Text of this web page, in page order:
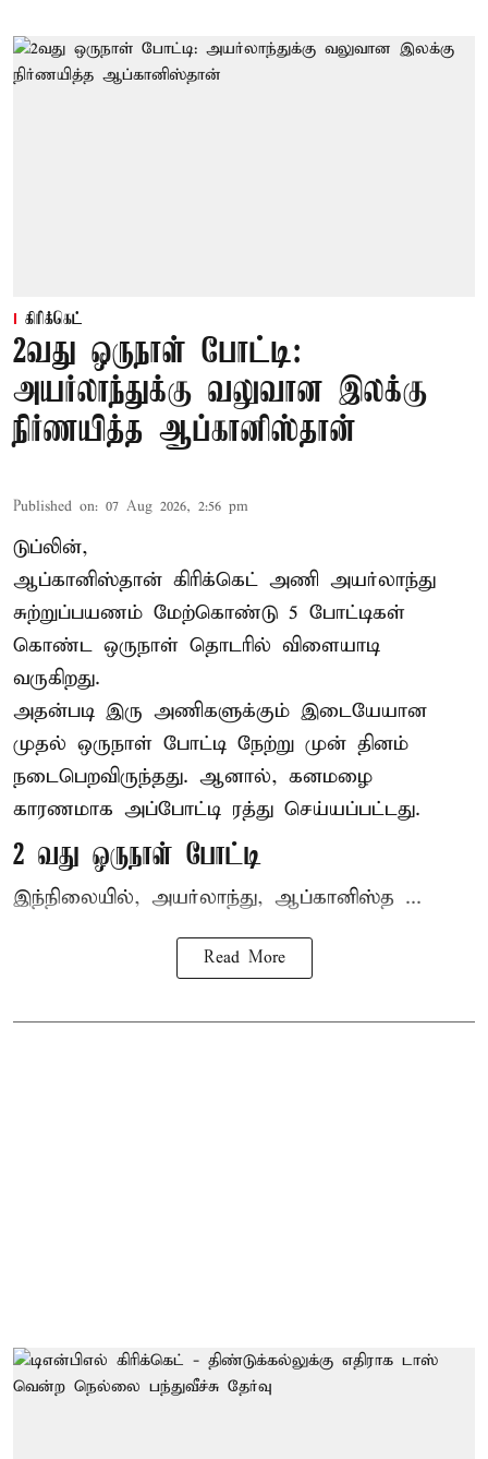
கிரிக்கெட்
2வது ஒருநாள் போட்டி:
அயர்லாந்துக்கு வலுவான இலக்கு
நிர்ணயித்த ஆப்கானிஸ்தான்
Published on: 07 Aug 2026, 2:56 pm
டுப்லின்,
ஆப்கானிஸ்தான் கிரிக்கெட் அணி அயர்லாந்து
சுற்றுப்பயணம் மேற்கொண்டு 5 போட்டிகள்
கொண்ட ஒருநாள் தொடரில் விளையாடி
வருகிறது.
அதன்படி இரு அணிகளுக்கும் இடையேயான
முதல் ஒருநாள் போட்டி நேற்று முன் தினம்
நடைபெறவிருந்தது. ஆனால், கனமழை
காரணமாக அப்போட்டி ரத்து செய்யப்பட்டது.
2 வது ஒருநாள் போட்டி
இந்நிலையில், அயர்லாந்து, ஆப்கானிஸ்த ...
Read More